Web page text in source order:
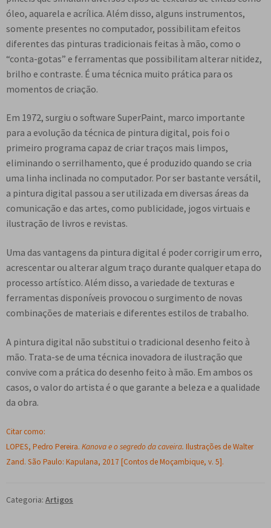
e
n
t
e
óleo, aquarela e acrílica. Além disso, alguns instrumentos,
somente presentes no computador, possibilitam efeitos
diferentes das pinturas tradicionais feitas à mão, como o
“conta-gotas” e ferramentas que possibilitam alterar nitidez,
brilho e contraste. É uma técnica muito prática para os
momentos de criação.
Em 1972, surgiu o software SuperPaint, marco importante
para a evolução da técnica de pintura digital, pois foi o
primeiro programa capaz de criar traços mais limpos,
eliminando o serrilhamento, que é produzido quando se cria
uma linha inclinada no computador. Por ser bastante versátil,
a pintura digital passou a ser utilizada em diversas áreas da
comunicação e das artes, como publicidade, jogos virtuais e
ilustração de livros e revistas.
Uma das vantagens da pintura digital é poder corrigir um erro,
acrescentar ou alterar algum traço durante qualquer etapa do
processo artístico. Além disso, a variedade de texturas e
ferramentas disponíveis provocou o surgimento de novas
combinações de materiais e diferentes estilos de trabalho.
A pintura digital não substitui o tradicional desenho feito à
mão. Trata-se de uma técnica inovadora de ilustração que
convive com a prática do desenho feito à mão. Em ambos os
casos, o valor do artista é o que garante a beleza e a qualidade
da obra.
Citar como:
LOPES, Pedro Pereira. Kanova e o segredo da caveira. Ilustrações de Walter
Zand. São Paulo: Kapulana, 2017 [Contos de Moçambique, v. 5].
Categoria: Artigos